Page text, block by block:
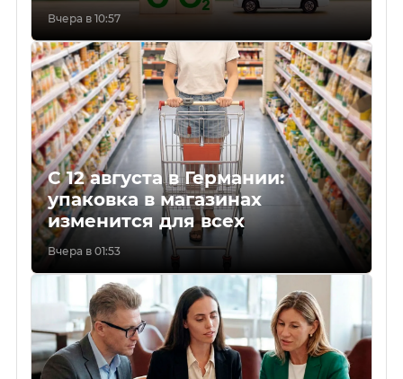
Вчера в 10:57
С 12 августа в Германии:
упаковка в магазинах
изменится для всех
Вчера в 01:53